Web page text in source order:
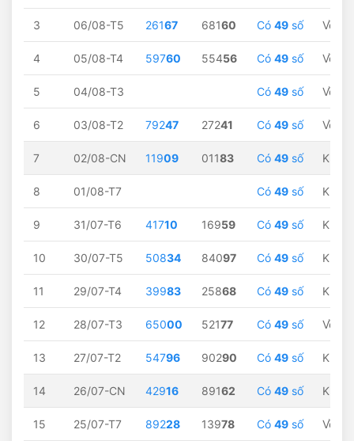
3 06/08-T5 26167 68160 Có 49 số Về
4 05/08-T4 59760 55456 Có 49 số Về
5 04/08-T3 Có 49 số Về
6 03/08-T2 79247 27241 Có 49 số Về
7 02/08-CN 11909 01183 Có 49 số
8 01/08-T7 Có 49 số
9 31/07-T6 41710 16959 Có 49 số
10 30/07-T5 50834 84097 Có 49 số
11 29/07-T4 39983 25868 Có 49 số
12 28/07-T3 65000 52177 Có 49 số Về
13 27/07-T2 54796 90290 Có 49 số
14 26/07-CN 42916 89162 Có 49 số
15 25/07-T7 89228 13978 Có 49 số Về